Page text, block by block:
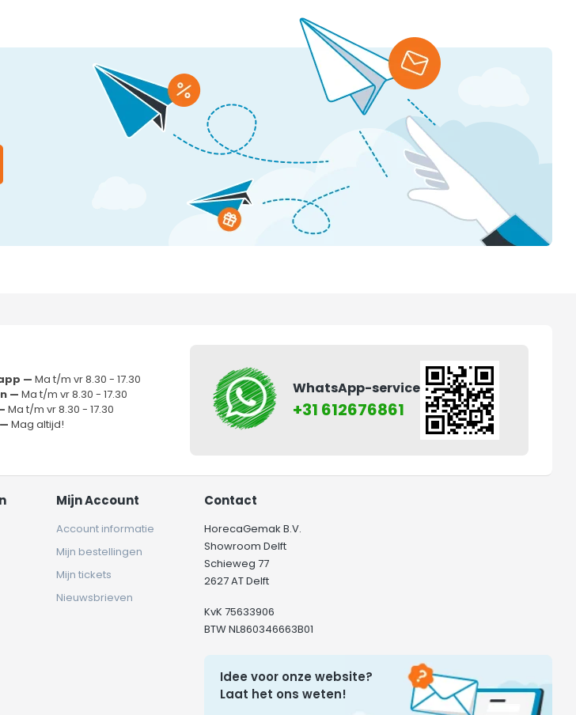
—Ma t/m vr 8.30 - 17.30
—Ma t/m vr 8.30 - 17.30
Ma t/m vr 8.30 - 17.30
—Mag altijd!
WhatsApp-service
+31 612676861
Mijn Account
Account informatie
Mijn bestellingen
Mijn tickets
Nieuwsbrieven
Contact
HorecaGemak B.V.
Showroom Delft
Schieweg 77
2627 AT Delft
KvK 75633906
BTW NL860346663B01
Idee voor onze website?
Laat het ons weten!